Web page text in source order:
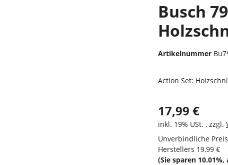
Busch
Artikelnummer
Action Set:
17,99 €
inkl. 19% USt. , zzgl.
Unverbindliche
Herstellers 19,99 €
(Sie sparen 10.01%,